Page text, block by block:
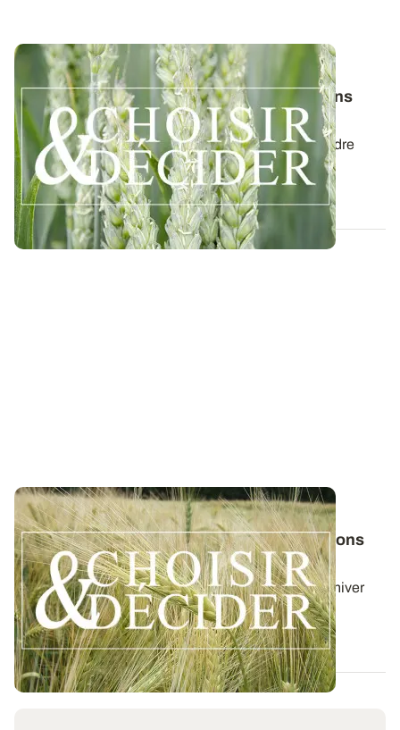
SUD-OUEST
Blé tendre : téléchargez nos préconisations
pour les semis 2026
Retrouvez les préconisations 2026/2027 en blé tendre
avec le guide régional Choisir et...
03 AOÛT 2026
SUD-OUEST
Orge d'hiver : téléchargez nos préconisations
pour les semis 2026
Retrouvez les préconisations 2026/2027 en orge d'hiver
avec le guide régional Choisir et...
03 AOÛT 2026